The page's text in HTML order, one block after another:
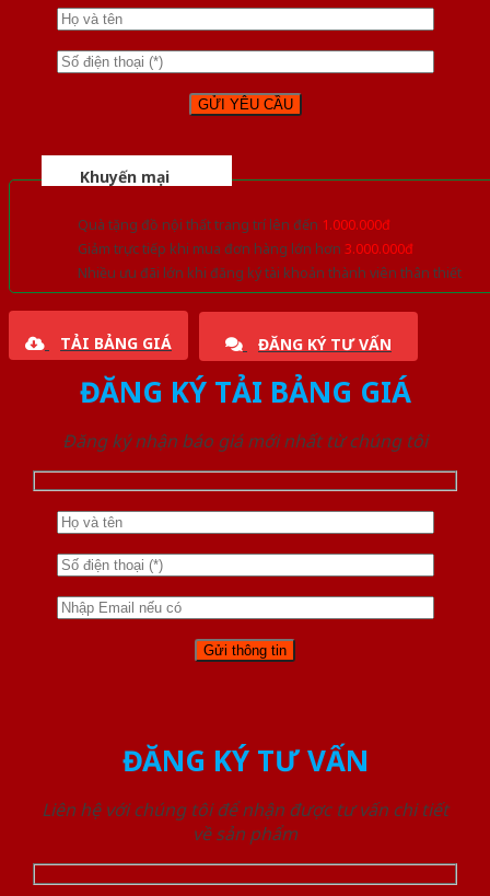
Khuyến mại
Quà tặng đồ nội thất trang trí lên đến 1.000.000đ
Giảm trực tiếp khi mua đơn hàng lớn hơn 3.000.000đ
Nhiều ưu đãi lớn khi đăng ký tài khoản thành viên thân thiết
TẢI BẢNG GIÁ ĐĂNG KÝ TƯ VẤN
ĐĂNG KÝ TẢI BẢNG GIÁ
Đăng ký nhận báo giá mới nhất từ chúng tôi
ĐĂNG KÝ TƯ VẤN
Liên hệ với chúng tôi để nhận được tư vấn chi tiết
về sản phẩm